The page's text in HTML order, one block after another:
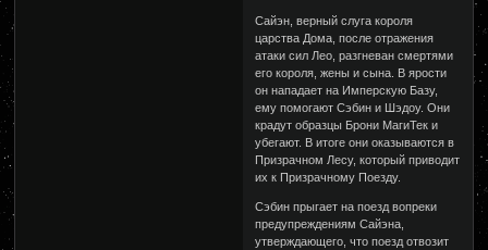
Сайэн, верный слуга короля
царства Дома, после отражения
атаки сил Лео, разгневан смертями
его короля, жены и сына. В ярости
он нападает на Имперскую Базу,
ему помогают Сэбин и Шэдоу. Они
крадут образцы Брони МагиТек и
убегают. В итоге они оказываются в
Призрачном Лесу, который приводит
их к Призрачному Поезду.
Сэбин прыгает на поезд вопреки
предупреждениям Сайэна,
утверждающего, что поезд отвозит